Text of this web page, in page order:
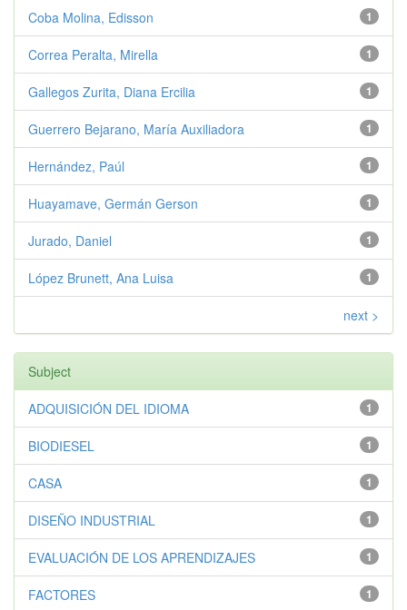
1
Coba Molina, Edisson
1
Correa Peralta, Mirella
1
Gallegos Zurita, Diana Ercilia
1
Guerrero Bejarano, María Auxiliadora
1
Hernández, Paúl
1
Huayamave, Germán Gerson
1
Jurado, Daniel
1
López Brunett, Ana Luisa
next >
Subject
1
ADQUISICIÓN DEL IDIOMA
1
BIODIESEL
1
CASA
1
DISEÑO INDUSTRIAL
1
EVALUACIÓN DE LOS APRENDIZAJES
1
FACTORES